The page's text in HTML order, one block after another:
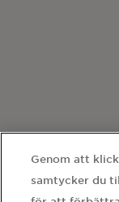
Genom att
samtycker du